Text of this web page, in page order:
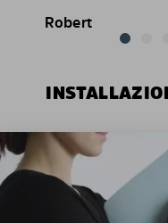
Robert